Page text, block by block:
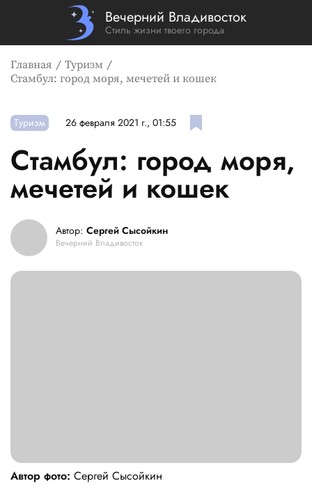
Вечерний Владивосток
Стиль жизни твоего города
Главная
Туризм
Стамбул: город моря, мечетей и кошек
Туризм 26 февраля 2021 г., 01:55
Стамбул: город моря,
мечетей и кошек
Автор: Сергей Сысойкин
Вечерний Владивосток
Автор фото: Сергей Сысойкин